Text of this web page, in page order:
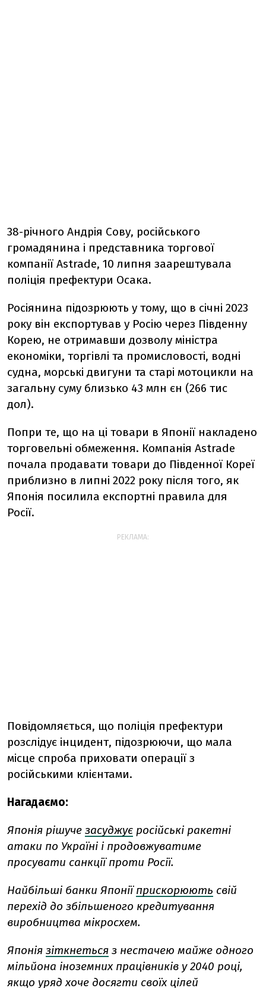
38-річного Андрія Сову, російського
громадянина і представника торгової
компанії Astrade, 10 липня заарештувала
поліція префектури Осака.
Росіянина підозрюють у тому, що в січні 2023
року він експортував у Росію через Південну
Корею, не отримавши дозволу міністра
економіки, торгівлі та промисловості, водні
судна, морські двигуни та старі мотоцикли на
загальну суму близько 43 млн єн (266 тис
дол).
Попри те, що на ці товари в Японії накладено
торговельні обмеження. Компанія Astrade
почала продавати товари до Південної Кореї
приблизно в липні 2022 року після того, як
Японія посилила експортні правила для
Росії.
РЕКЛАМА:
Повідомляється, що поліція префектури
розслідує інцидент, підозрюючи, що мала
місце спроба приховати операції з
російськими клієнтами.
Нагадаємо:
Японія рішуче засуджує російські ракетні
атаки по Україні і продовжуватиме
просувати санкції проти Росії.
Найбільші банки Японіїприскорюють свій
перехід до збільшеного кредитування
виробництва мікросхем.
Японія зіткнеться з нестачею майже одного
мільйона іноземних працівників у 2040 році,
якщо уряд хоче досягти своїх цілей